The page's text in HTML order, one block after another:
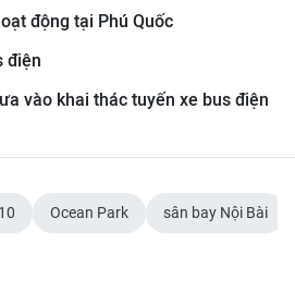
động tại Phú Quốc
điện
vào khai thác tuyến xe bus điện
Ocean Park sân bay Nội Bài